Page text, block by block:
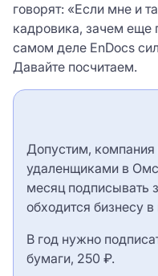
говорят: «Если мне и
кадровика, зачем еще
самом деле EnDocs
Давайте посчитаем.
Допустим,
удаленщиками в
месяц подписывать
обходится бизнесу в
В год нужно
бумаги, 250 ₽.